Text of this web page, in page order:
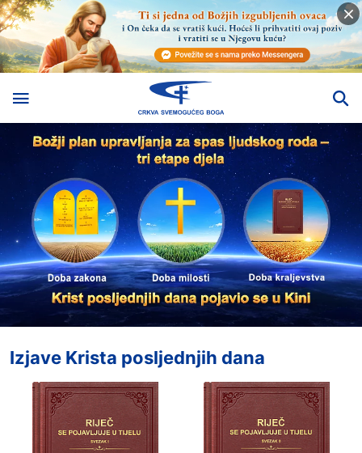
Izjave Krista posljednjih dana